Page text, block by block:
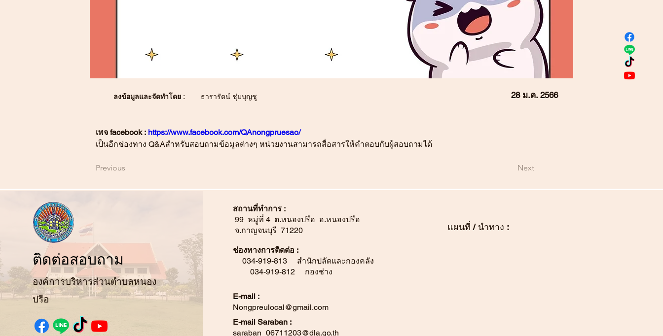
ลงข้อมูลและจัดทำโดย : ธารารัตน์ ชุ่มบุญชู 28 ม.ค. 2566
เพจ facebook : https://www.facebook.com/QAnongpruesao/
เป็นอีกช่องทาง Q&Aสำหรับสอบถามข้อมูลต่างๆ หน่วยงานสามารถสื่อสารให้คำตอบกับผู้สอบถามได้
Previous Next
ติดต่อสอบถาม
องค์การบริหารส่วนตำบลหนอง
ปรือ
สถานที่ทำการ :
99 หมู่ที่ 4 ต.หนองปรือ อ.หนองปรือ
จ.กาญจนบุรี 71220
ช่องทางการติดต่อ :
034-919-813 สำนักปลัดและกองคลัง
034-919-812 กองช่าง
E-mail :
Nongpreulocal@gmail.com
E-mail Saraban :
saraban_06711203@dla.go.th
แผนที่ / นำทาง :